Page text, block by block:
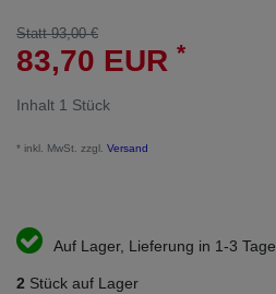
Statt 93,00 €
83,70 EUR *
Inhalt 1 Stück
* inkl. MwSt. zzgl. Versand
Auf Lager, Lieferung in 1-3
2 Stück auf Lager